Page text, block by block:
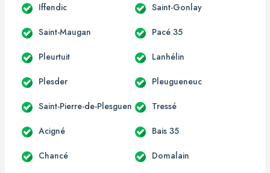
Iffendic Saint-Gonlay
Saint-Maugan Pacé 35
Pleurtuit Lanhélin
Plesder Pleugueneuc
Saint-Pierre-de-Plesguen Tressé
Acigné Bais 35
Chancé Domalain